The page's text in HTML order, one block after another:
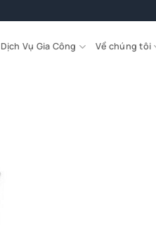
Dịch Vụ Gia Công Về chúng tôi